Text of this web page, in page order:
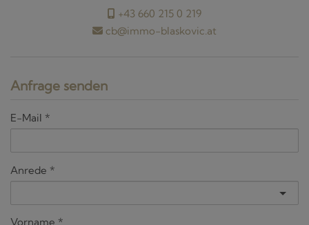
+43 660 215 0 219
cb@immo-blaskovic.at
Anfrage senden
E-Mail
Anrede
Vorname